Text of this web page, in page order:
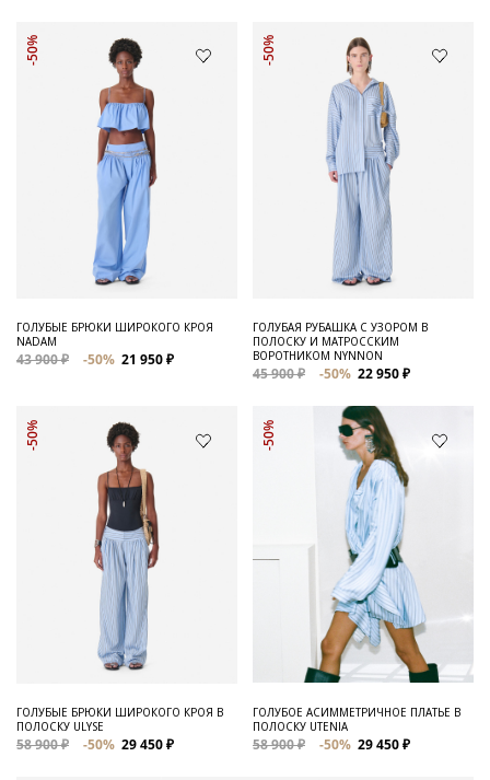
-50%
ГОЛУБЫЕ БРЮКИ ШИРОКОГО КРОЯ
NADAM
43 900 ₽ -50% 21 950 ₽
-50%
ГОЛУБАЯ РУБАШКА С УЗОРОМ В
ПОЛОСКУ И МАТРОССКИМ
ВОРОТНИКОМ NYNNON
45 900 ₽ -50% 22 950 ₽
-50%
ГОЛУБЫЕ БРЮКИ ШИРОКОГО КРОЯ В
ПОЛОСКУ ULYSE
58 900 ₽ -50% 29 450 ₽
-50%
ГОЛУБОЕ АСИММЕТРИЧНОЕ ПЛАТЬЕ В
ПОЛОСКУ UTENIA
58 900 ₽ -50% 29 450 ₽